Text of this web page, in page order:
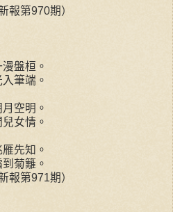
報第970期）
盤桓。
筆端。
空明。
女情。
先知。
菊籬。
報第971期）